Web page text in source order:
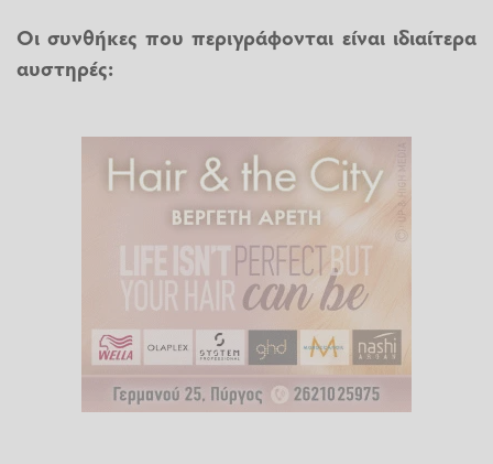
Οι συνθήκες που περιγράφονται είναι ιδιαίτερα
αυστηρές: